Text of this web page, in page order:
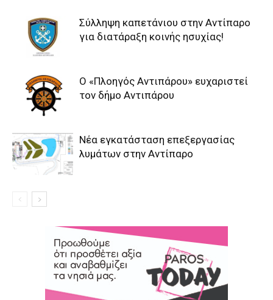
Σύλληψη καπετάνιου στην Αντίπαρο
για διατάραξη κοινής ησυχίας!
Ο «Πλοηγός Αντιπάρου» ευχαριστεί
τον δήμο Αντιπάρου
Νέα εγκατάσταση επεξεργασίας
λυμάτων στην Αντίπαρο